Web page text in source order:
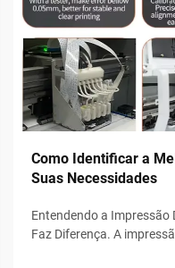
Como Identificar a
Suas Necessidades
Entendendo a Impressão
Faz Diferença. A